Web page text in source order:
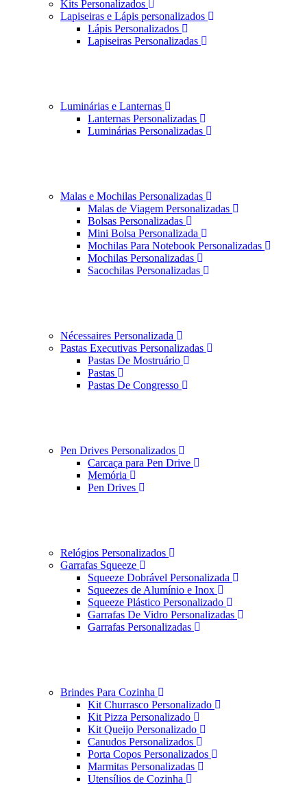
Kits Personalizados
Lapiseiras e Lápis personalizados
Lápis Personalizados
Lapiseiras Personalizadas
Luminárias e Lanternas
Lanternas Personalizadas
Luminárias Personalizadas
Malas e Mochilas Personalizadas
Malas de Viagem Personalizadas
Bolsas Personalizadas
Mini Bolsa Personalizada
Mochilas Para Notebook Personalizadas
Mochilas Personalizadas
Sacochilas Personalizadas
Nécessaires Personalizada
Pastas Executivas Personalizadas
Pastas De Mostruário
Pastas
Pastas De Congresso
Pen Drives Personalizados
Carcaça para Pen Drive
Memória
Pen Drives
Relógios Personalizados
Garrafas Squeeze
Squeeze Dobrável Personalizada
Squeezes de Alumínio e Inox
Squeeze Plástico Personalizado
Garrafas De Vidro Personalizadas
Garrafas Personalizadas
Brindes Para Cozinha
Kit Churrasco Personalizado
Kit Pizza Personalizado
Kit Queijo Personalizado
Canudos Personalizados
Porta Copos Personalizados
Marmitas Personalizadas
Utensílios de Cozinha